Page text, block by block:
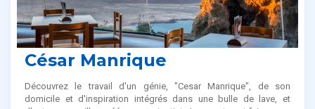
César Manrique
Découvrez le travail d'un génie, "Cesar Manrique", de son
domicile et d'inspiration intégrés dans une bulle de lave, et